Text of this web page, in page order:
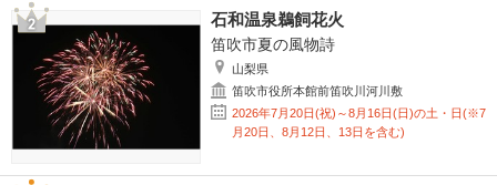
石和温泉鵜飼花火
笛吹市夏の風物詩
山梨県
笛吹市役所本館前笛吹川河川敷
2026年7月20日(祝)～8月16日(日)の土・日(※7
月20日、8月12日、13日を含む)